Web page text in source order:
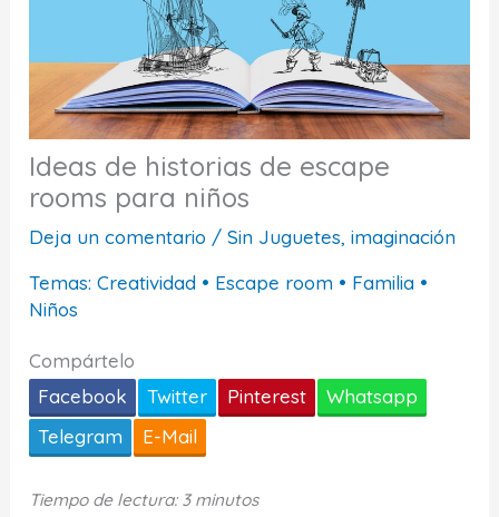
Ideas de historias de escape
rooms para niños
Deja un comentario /Sin Juguetes, imaginación
Temas:Creatividad • Escape room • Familia •
Niños
Compártelo
Facebook
Twitter Pinterest
Whatsapp
Telegram
E-Mail
Tiempo de lectura: 3 minutos